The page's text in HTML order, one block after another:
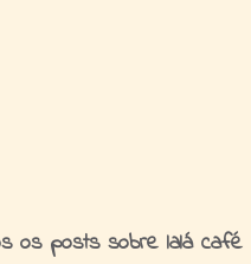
os posts sobre lalá café